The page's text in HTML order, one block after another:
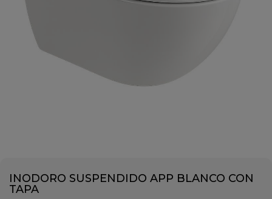
INODORO SUSPENDIDO APP BLANCO CON
TAPA